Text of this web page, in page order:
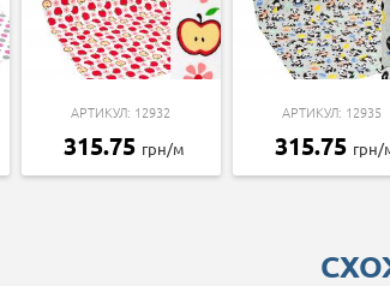
АРТИКУЛ: 12932
315.75 грн/м
АРТИКУЛ: 12935
315.75 грн/